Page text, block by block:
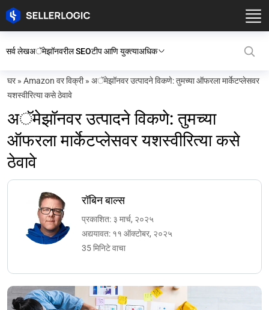
सर्व लेखअॅमेझॉनवरील SEOटीप आणि युक्त्याअधिक
घर» Amazon वर विक्री» अॅमेझॉनवर उत्पादने विकणे: तुमच्या ऑफरला मार्केटप्लेसवर
यशस्वीरित्या कसे ठेवावे
अॅमेझॉनवर उत्पादने विकणे: तुमच्या
ऑफरला मार्केटप्लेसवर यशस्वीरित्या कसे
ठेवावे
रॉबिन बाल्स
प्रकाशित: ३ मार्च, २०२५
अद्ययावत: ११ ऑक्टोबर, २०२५
35 मिनिटे वाचा